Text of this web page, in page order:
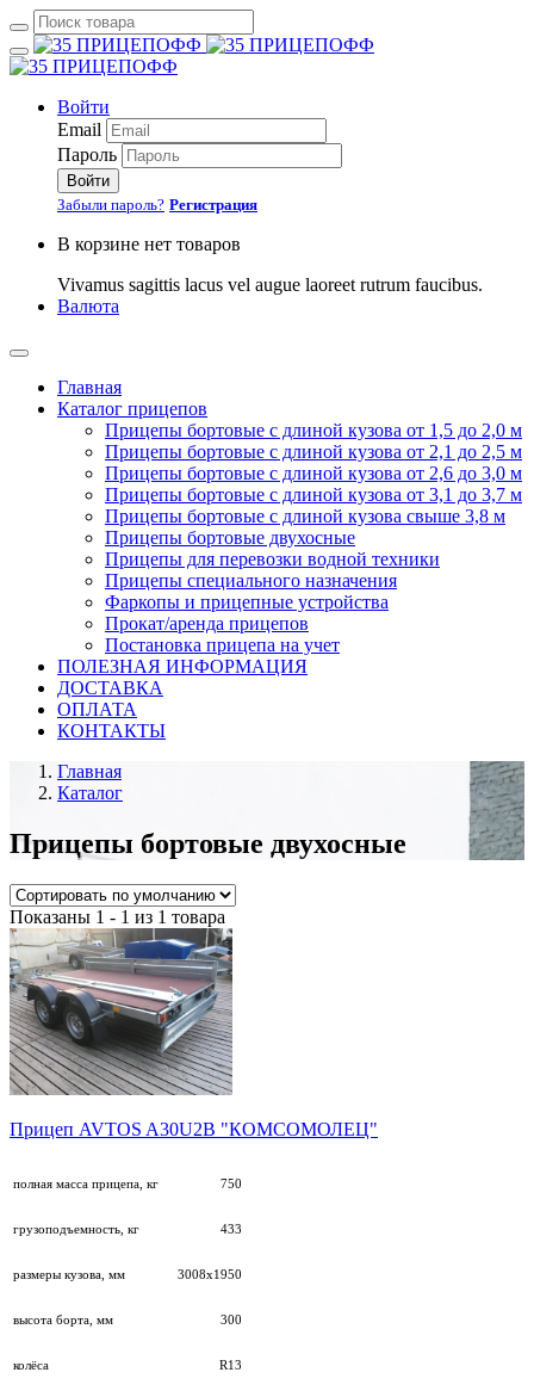
Войти
Email
Пароль
Войти
Забыли пароль? Регистрация
В корзине нет товаров
Vivamus sagittis lacus vel augue laoreet rutrum faucibus.
Валюта
Главная
Каталог прицепов
Прицепы бортовые с длиной кузова от 1,5 до 2,0 м
Прицепы бортовые с длиной кузова от 2,1 до 2,5 м
Прицепы бортовые с длиной кузова от 2,6 до 3,0 м
Прицепы бортовые с длиной кузова от 3,1 до 3,7 м
Прицепы бортовые с длиной кузова свыше 3,8 м
Прицепы бортовые двухосные
Прицепы для перевозки водной техники
Прицепы специального назначения
Фаркопы и прицепные устройства
Прокат/аренда прицепов
Постановка прицепа на учет
ПОЛЕЗНАЯ ИНФОРМАЦИЯ
ДОСТАВКА
ОПЛАТА
КОНТАКТЫ
Главная
Каталог
Прицепы бортовые двухосные
Показаны 1 - 1 из 1 товара
Прицеп AVTOS A30U2B "КОМСОМОЛЕЦ"
полная масса прицепа, кг 750
грузоподъемность, кг 433
размеры кузова, мм 3008х1950
высота борта, мм 300
колёса R13